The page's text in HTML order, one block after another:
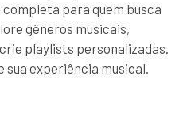
para quem busca
gêneros musicais,
playlists personalizadas.
sua experiência musical.